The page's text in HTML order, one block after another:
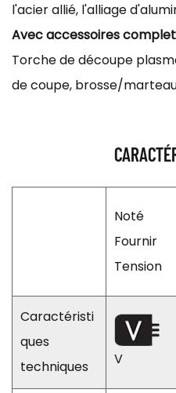
l'acier allié, l'alliage
Avec accessoires
Torche de découpe
de coupe, brosse/
Noté
Fournir
Tension
Caractéristi
ques
techniques
V